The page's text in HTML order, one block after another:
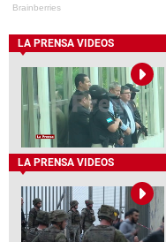
LA PRENSA VIDEOS
LA PRENSA VIDEOS